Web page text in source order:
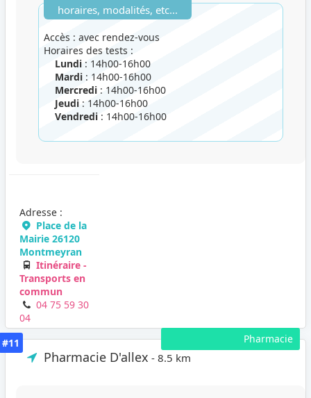
horaires, modalités, etc...
Accès : avec rendez-vous
Horaires des tests :
Lundi : 14h00-16h00
Mardi : 14h00-16h00
Mercredi : 14h00-16h00
Jeudi : 14h00-16h00
Vendredi : 14h00-16h00
Adresse :
Place de la
Mairie 26120
Montmeyran
Itinéraire -
Transports en
commun
04 75 59 30
04
Pharmacie
#11
Pharmacie D'allex - 8.5 km